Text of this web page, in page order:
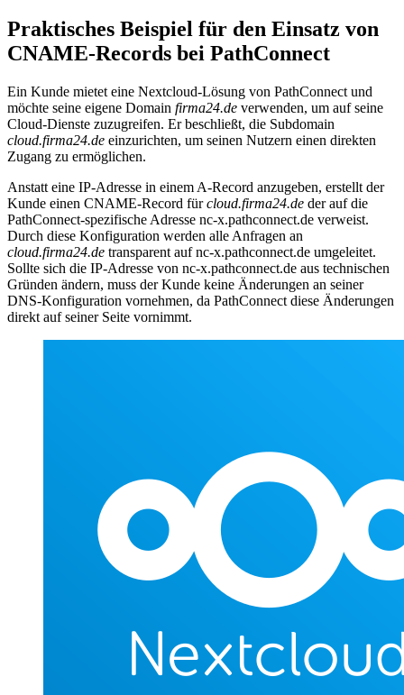
Praktisches Beispiel für den Einsatz von
CNAME-Records bei PathConnect
Ein Kunde mietet eine Nextcloud-Lösung von PathConnect und
möchte seine eigene Domain firma24.de verwenden, um auf seine
Cloud-Dienste zuzugreifen. Er beschließt, die Subdomain
cloud.firma24.de einzurichten, um seinen Nutzern einen direkten
Zugang zu ermöglichen.
Anstatt eine IP-Adresse in einem A-Record anzugeben, erstellt der
Kunde einen CNAME-Record fürcloud.firma24.de der auf die
PathConnect-spezifische Adresse nc-x.pathconnect.de verweist.
Durch diese Konfiguration werden alle Anfragen an
cloud.firma24.de transparent auf nc-x.pathconnect.de umgeleitet.
Sollte sich die IP-Adresse von nc-x.pathconnect.de aus technischen
Gründen ändern, muss der Kunde keine Änderungen an seiner
DNS-Konfiguration vornehmen, da PathConnect diese Änderungen
direkt auf seiner Seite vornimmt.